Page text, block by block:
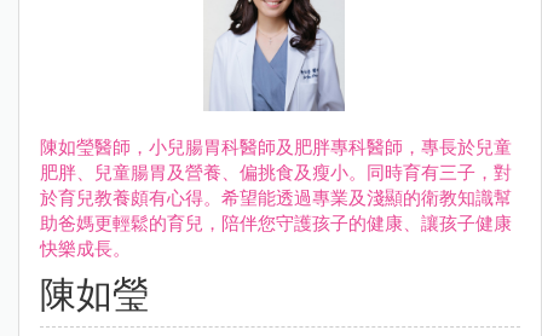
陳如瑩醫師，小兒腸胃科醫師及肥胖專科醫師，專長於兒童
肥胖、兒童腸胃及營養、偏挑食及瘦小。同時育有三子，對
於育兒教養頗有心得。希望能透過專業及淺顯的衛教知識幫
助爸媽更輕鬆的育兒，陪伴您守護孩子的健康、讓孩子健康
快樂成長。
陳如瑩